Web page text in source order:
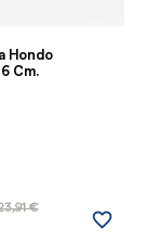
Hondo
Cm.
€
favorite_border